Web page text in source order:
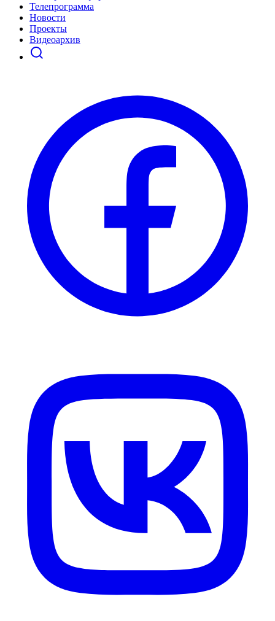
Телепрограмма
Новости
Проекты
Видеоархив